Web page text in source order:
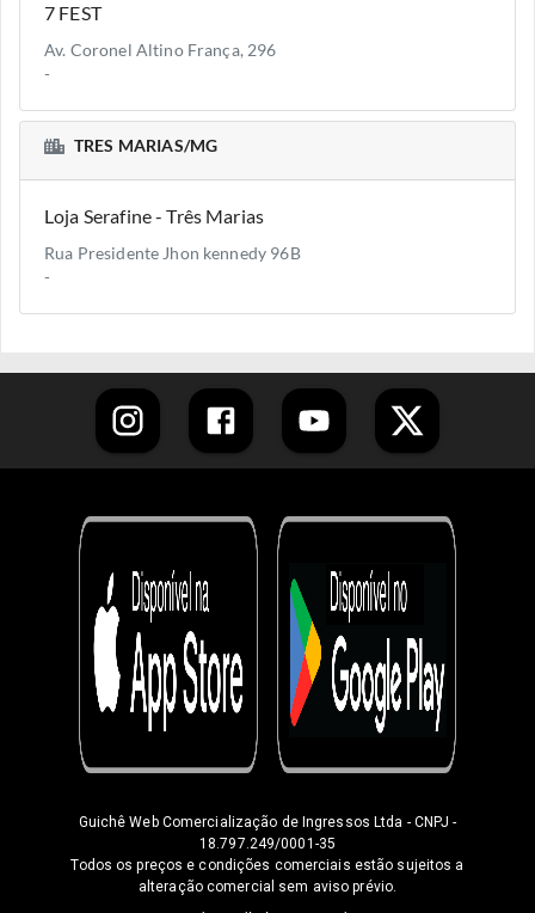
7 FEST
Av. Coronel Altino França, 296
-
TRES MARIAS/MG
Loja Serafine - Três Marias
Rua Presidente Jhon kennedy 96B
-
Guichê Web Comercialização de Ingressos Ltda - CNPJ -
18.797.249/0001-35
Todos os preços e condições comerciais estão sujeitos a
alteração comercial sem aviso prévio.